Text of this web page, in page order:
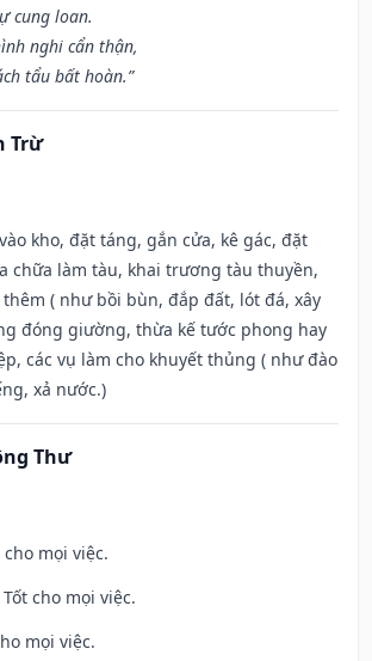
cung loan.
nghi cẩn thận,
tẩu bất hoàn.”
Trừ
kho, đặt táng, gắn cửa, kê gác, đặt
chữa làm tàu, khai trương tàu thuyền,
( như bồi bùn, đắp đất, lót đá, xây
đóng giường, thừa kế tước phong hay
các vụ làm cho khuyết thủng ( như đào
xả nước.)
Thư
mọi việc.
cho mọi việc.
mọi việc.